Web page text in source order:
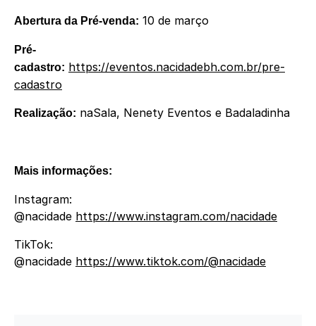
Abertura da Pré-venda: 10 de março
Pré-
cadastro: https://eventos.nacidadebh.com.br/pre-
cadastro
Realização: naSala, Nenety Eventos e Badaladinha
Mais informações:
Instagram:
@nacidade https://www.instagram.com/nacidade
TikTok:
@nacidade https://www.tiktok.com/@nacidade